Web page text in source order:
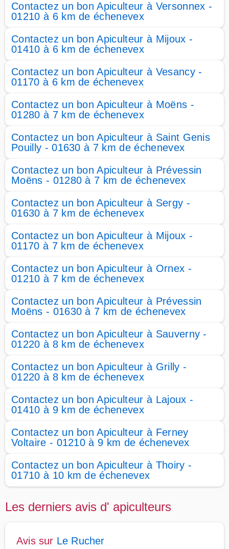
Contactez un bon Apiculteur à Versonnex -
01210 à 6 km de échenevex
Contactez un bon Apiculteur à Mijoux -
01410 à 6 km de échenevex
Contactez un bon Apiculteur à Vesancy -
01170 à 6 km de échenevex
Contactez un bon Apiculteur à Moëns -
01280 à 7 km de échenevex
Contactez un bon Apiculteur à Saint Genis
Pouilly - 01630 à 7 km de échenevex
Contactez un bon Apiculteur à Prévessin
Moëns - 01280 à 7 km de échenevex
Contactez un bon Apiculteur à Sergy -
01630 à 7 km de échenevex
Contactez un bon Apiculteur à Mijoux -
01170 à 7 km de échenevex
Contactez un bon Apiculteur à Ornex -
01210 à 7 km de échenevex
Contactez un bon Apiculteur à Prévessin
Moëns - 01630 à 7 km de échenevex
Contactez un bon Apiculteur à Sauverny -
01220 à 8 km de échenevex
Contactez un bon Apiculteur à Grilly -
01220 à 8 km de échenevex
Contactez un bon Apiculteur à Lajoux -
01410 à 9 km de échenevex
Contactez un bon Apiculteur à Ferney
Voltaire - 01210 à 9 km de échenevex
Contactez un bon Apiculteur à Thoiry -
01710 à 10 km de échenevex
Les derniers avis d' apiculteurs
Avis sur Le Rucher